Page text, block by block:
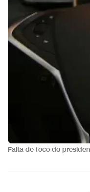
Falta de foco do